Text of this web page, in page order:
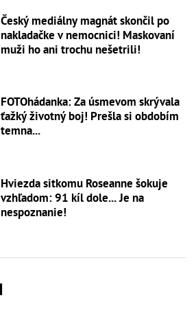
Český mediálny magnát skončil po
nakladačke v nemocnici! Maskovaní
muži ho ani trochu nešetrili!
FOTOhádanka: Za úsmevom skrývala
ťažký životný boj! Prešla si obdobím
temna...
Hviezda sitkomu Roseanne šokuje
vzhľadom: 91 kíl dole... Je na
nespoznanie!